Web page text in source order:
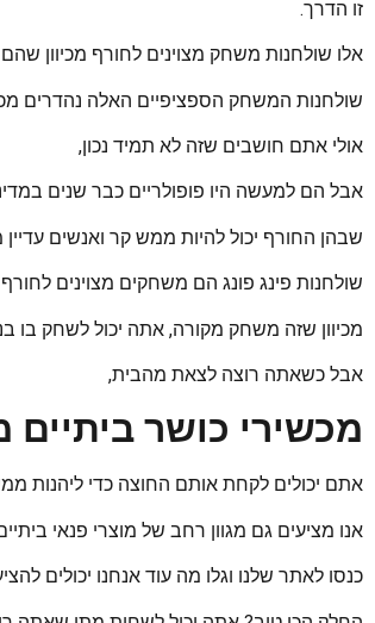
זו הדרך.
אלו שולחנות משחק מצוינים לחורף מכיוון שהם
שולחנות המשחק הספציפיים האלה נהדרים
אולי אתם חושבים שזה לא תמיד נכון,
אבל הם למעשה היו פופולריים כבר שנים
שבהן החורף יכול להיות ממש קר ואנשים
שולחנות פינג פונג הם משחקים מצוינים
מכיוון שזה משחק מקורה, אתה יכול לשחק בו
אבל כשאתה רוצה לצאת מהבית,
מכשירי כושר
אתם יכולים לקחת אותם החוצה כדי ליהנות
אנו מציעים גם מגוון רחב של מוצרי פנאי
כנסו לאתר שלנו וגלו מה עוד אנחנו יכולים